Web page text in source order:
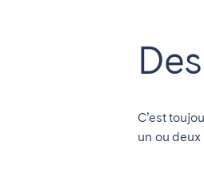
C’est
un ou